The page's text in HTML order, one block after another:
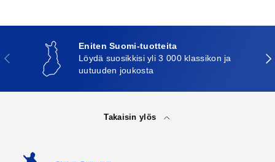
Edellinen
Eniten Suomi-tuotteita
Löydä suosikkisi yli 3 000 klassikon ja
uutuuden joukosta
Takaisin ylös